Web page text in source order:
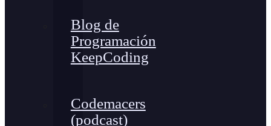
Blog de
Programación
KeepCoding
Codemacers
(podcast)